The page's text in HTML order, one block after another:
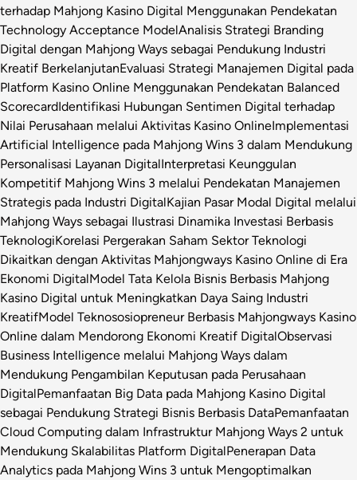
terhadap Mahjong Kasino Digital Menggunakan Pendekatan
Technology Acceptance ModelAnalisis Strategi Branding
Digital dengan Mahjong Ways sebagai Pendukung Industri
Kreatif BerkelanjutanEvaluasi Strategi Manajemen Digital pada
Platform Kasino Online Menggunakan Pendekatan Balanced
ScorecardIdentifikasi Hubungan Sentimen Digital terhadap
Nilai Perusahaan melalui Aktivitas Kasino OnlineImplementasi
Artificial Intelligence pada Mahjong Wins 3 dalam Mendukung
Personalisasi Layanan DigitalInterpretasi Keunggulan
Kompetitif Mahjong Wins 3 melalui Pendekatan Manajemen
Strategis pada Industri DigitalKajian Pasar Modal Digital melalui
Mahjong Ways sebagai Ilustrasi Dinamika Investasi Berbasis
TeknologiKorelasi Pergerakan Saham Sektor Teknologi
Dikaitkan dengan Aktivitas Mahjongways Kasino Online di Era
Ekonomi DigitalModel Tata Kelola Bisnis Berbasis Mahjong
Kasino Digital untuk Meningkatkan Daya Saing Industri
KreatifModel Teknososiopreneur Berbasis Mahjongways Kasino
Online dalam Mendorong Ekonomi Kreatif DigitalObservasi
Business Intelligence melalui Mahjong Ways dalam
Mendukung Pengambilan Keputusan pada Perusahaan
DigitalPemanfaatan Big Data pada Mahjong Kasino Digital
sebagai Pendukung Strategi Bisnis Berbasis DataPemanfaatan
Cloud Computing dalam Infrastruktur Mahjong Ways 2 untuk
Mendukung Skalabilitas Platform DigitalPenerapan Data
Analytics pada Mahjong Wins 3 untuk Mengoptimalkan